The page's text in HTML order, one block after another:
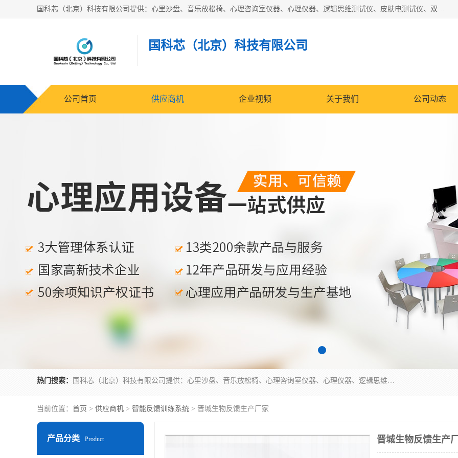
国科芯（北京）科技有限公司提供：心里沙盘、音乐放松椅、心理咨询室仪器、心理仪器、逻辑思维测试仪、皮肤电测试仪、双手协调器、双手协调测试仪、注意力集中测试仪等各种心理学仪器设备。
国科芯（北京）科技有限公司
公司首页 供应商机 企业视频 关于我们 公司动态
热门搜索： 国科芯（北京）科技有限公司提供：心里沙盘、音乐放松椅、心理咨询室仪器、心理仪器、逻辑思维测试仪、皮肤电测试仪、双手协调器、双手协调测试仪、注意力集中测试仪等各种心理学仪器设备。
当前位置： 首页 > 供应商机 > 智能反馈训练系统 > 晋城生物反馈生产厂家
产品分类 Product 晋城生物反馈生产